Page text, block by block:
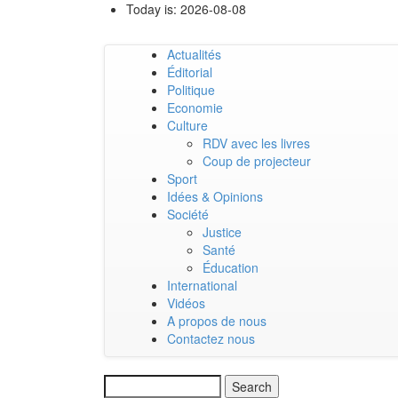
Today is: 2026-08-08
Main
navigation
Actualités
Éditorial
Politique
Economie
Culture
RDV avec les livres
Coup de projecteur
Sport
Idées & Opinions
Société
Justice
Santé
Éducation
International
Vidéos
A propos de nous
Contactez nous